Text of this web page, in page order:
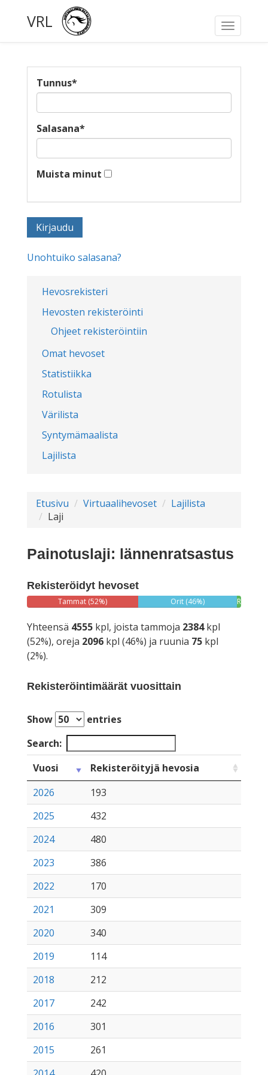
Toggle
VRL
Hevosrekisteri
Hevosten rekisteröinti
Ohjeet rekisteröintiin
Omat hevoset
Statistiikka
Rotulista
Värilista
Syntymämaalista
Lajilista
Tunnus*
Salasana*
Muista minut
Unohtuiko salasana?
Etusivu Virtuaalihevoset
Lajilista
Laji
Painotuslaji: lännenratsastus
Rekisteröidyt hevoset
Tammat (52%) Orit (46%)
Ruunat
Yhteensä 4555 kpl, joista tammoja 2384kpl
(52%), oreja 2096 kpl (46%) ja ruunia 75 kpl
(2%).
Rekisteröintimäärät vuosittain
Show
entries
Search:
Vuosi
Rekisteröityjä hevosia
2026
193
2025
432
2024
480
2023
386
2022
170
2021
309
2020
340
2019
114
2018
212
2017
242
2016
301
2015
261